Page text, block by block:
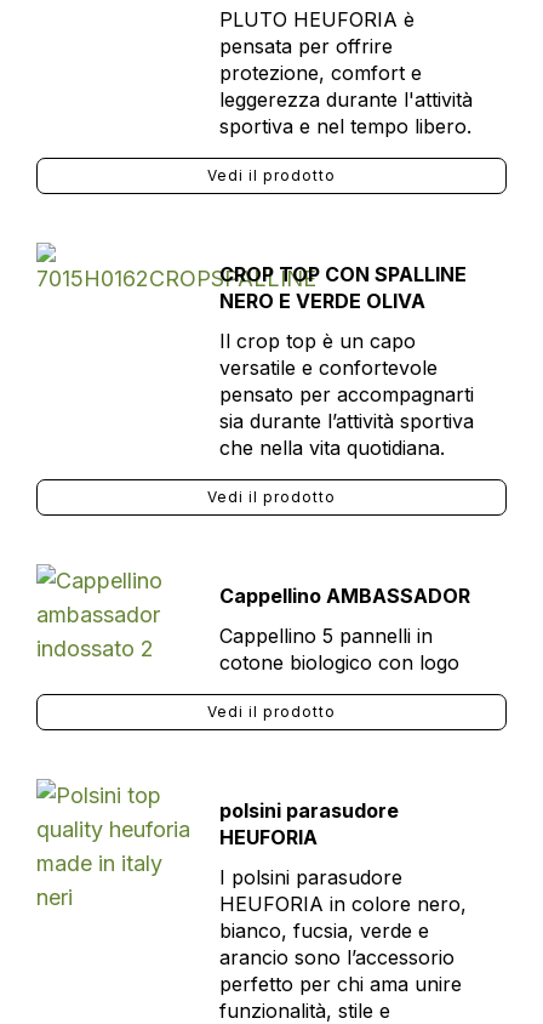
PLUTO HEUFORIA è
pensata per offrire
protezione, comfort e
leggerezza durante l'attività
sportiva e nel tempo libero.
Vedi il prodotto
CROP TOP CON SPALLINE
NERO E VERDE OLIVA
Il crop top è un capo
versatile e confortevole
pensato per accompagnarti
sia durante l’attività sportiva
che nella vita quotidiana.
Vedi il prodotto
Cappellino AMBASSADOR
Cappellino 5 pannelli in
cotone biologico con logo
Vedi il prodotto
polsini parasudore
HEUFORIA
I polsini parasudore
HEUFORIA in colore nero,
bianco, fucsia, verde e
arancio sono l’accessorio
perfetto per chi ama unire
funzionalità, stile e